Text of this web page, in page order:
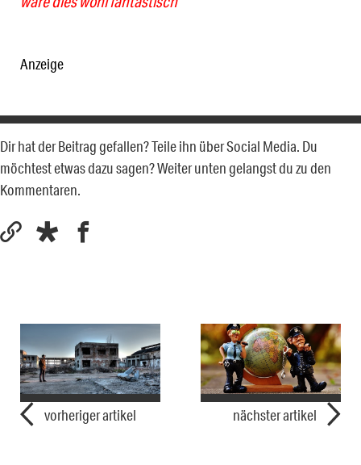
Anzeige
Dir hat der Beitrag gefallen? Teile ihn über Social Media. Du
möchtest etwas dazu sagen? Weiter unten gelangst du zu den
Kommentaren.
vorheriger artikel nächster artikel